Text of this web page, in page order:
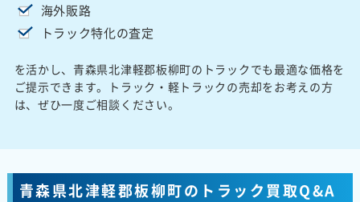
海外販路
トラック特化の査定
を活かし、青森県北津軽郡板柳町のトラックでも最適な価格を
ご提示できます。トラック・軽トラックの売却をお考えの方
は、ぜひ一度ご相談ください。
青森県北津軽郡板柳町のトラック買取Q&A